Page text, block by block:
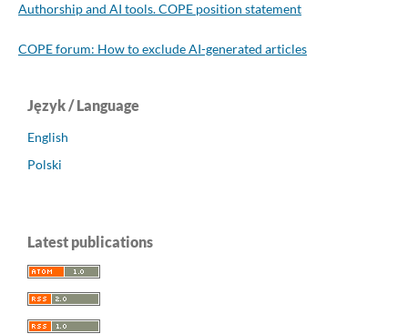
Authorship and AI tools. COPE position statement
COPE forum: How to exclude AI-generated articles
Język / Language
English
Polski
Latest publications